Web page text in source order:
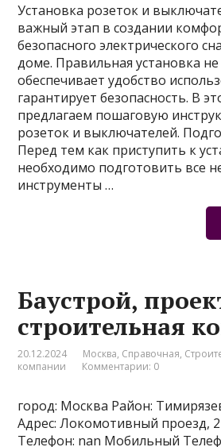
Установка розеток и
важный этап в создании
безопасного электрического
доме. Правильная установка
обеспечивает удобство
гарантирует безопасность. В
предлагаем пошаговую
розеток и выключателей.
Перед тем как приступить к
необходимо подготовить все
инструменты …
Баустрой,
строительная
20.12.2024 Москва, Справочная,
компании
Комментарии: 0
город: Москва Район:
Адрес: Локомотивный проезд,
Телефон: nan Мобильный